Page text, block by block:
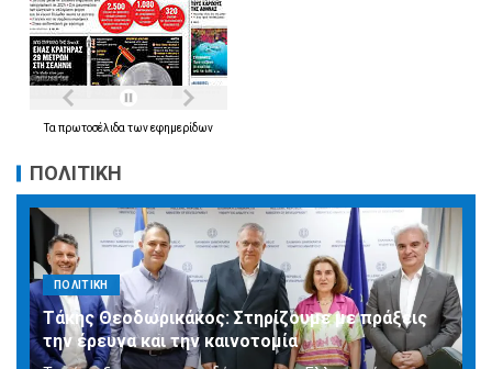
Τα πρωτοσέλιδα τωνεφημερίδων
ΠΟΛΙΤΙΚΗ
ΠΟΛΙΤΙΚΗ
Τάκης Θεοδωρικάκος: Στηρίζουμε με πράξεις
την έρευνα και την καινοτομία